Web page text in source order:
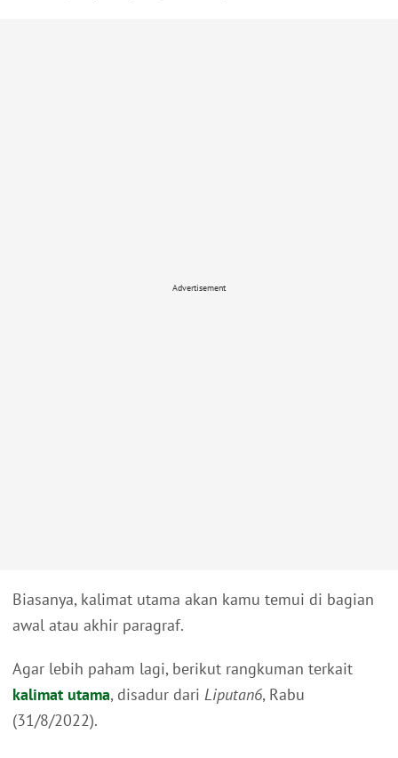
Advertisement
Biasanya, kalimat utama akan kamu temui di bagian
awal atau akhir paragraf.
Agar lebih paham lagi, berikut rangkuman terkait
kalimat utama, disadur dari Liputan6, Rabu
(31/8/2022).